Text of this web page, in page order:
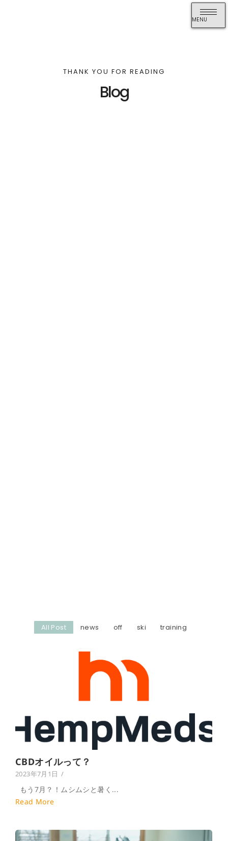
MENU
THANK YOU FOR READING
Blog
All Post news off ski training
CBDオイルって？
2023年7月1日 /
もう7月？！ムシムシと暑く...
Read More